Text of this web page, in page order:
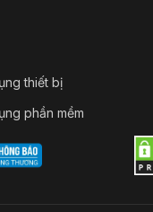
thiết bị
phần mềm